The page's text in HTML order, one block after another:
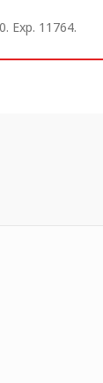
Exp. 11764.